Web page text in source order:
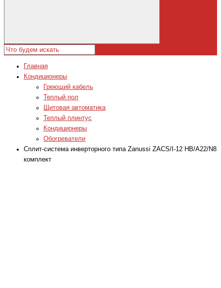
Главная
Кондиционеры
Греющий кабель
Теплый пол
Щитовая автоматика
Теплый плинтус
Кондиционеры
Обогреватели
Сплит-система инверторного типа Zanussi ZACS/I-12 HB/A22/N8
комплект